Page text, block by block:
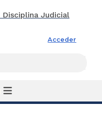
Acceder